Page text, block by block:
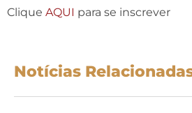
Clique AQUI para se inscrever
Notícias